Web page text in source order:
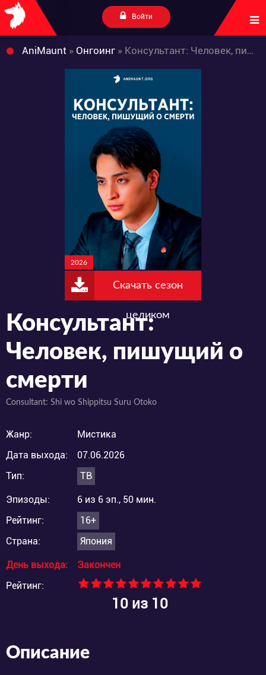
Войти
AniMaunt » Онгоинг » Консультант: Человек, пишущий о смерти
2026
Скачать сезон
целиком
Консультант:
Человек, пишущий о
смерти
Consultant: Shi wo Shippitsu Suru Otoko
Жанр:
Мистика
Дата выхода:
07.06.2026
Тип:
ТВ
Эпизоды:
6 из 6 эп., 50 мин.
Рейтинг:
16+
Страна:
Япония
День выхода:
Закончен
Рейтинг:
10из 10
Описание